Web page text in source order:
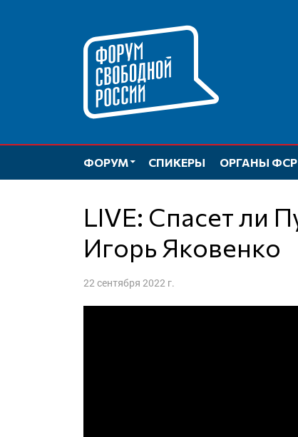
ФОРУМ СПИКЕРЫ ОРГАНЫ ФСР
LIVE: Спасет ли Путина мобилизация? |
Игорь Яковенко
22 сентября 2022 г.